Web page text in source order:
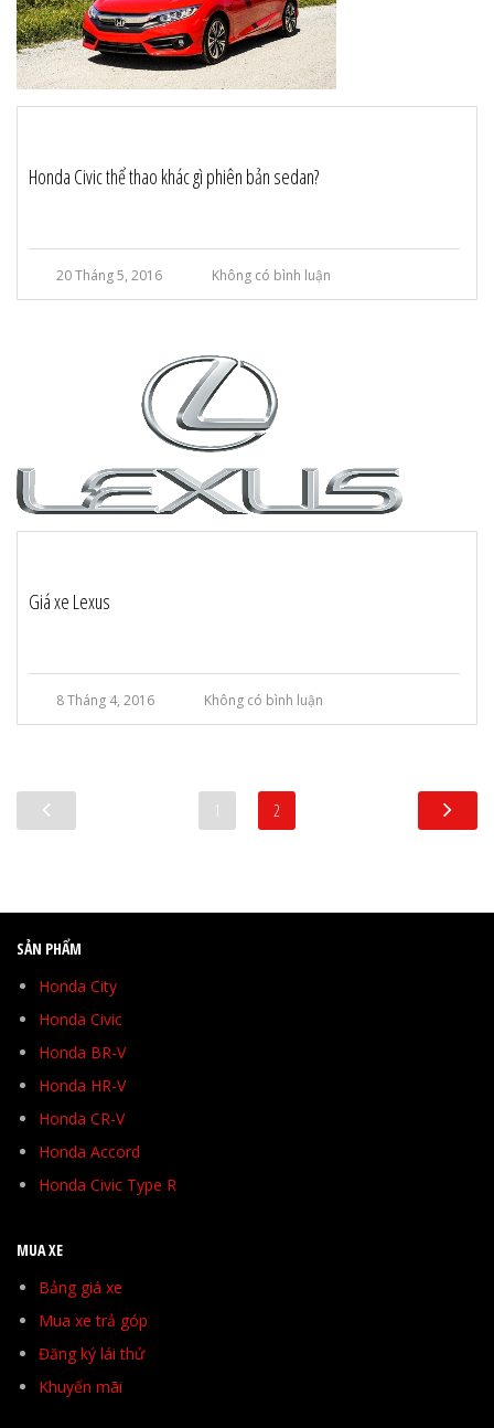
Honda Civic thể thao khác gì phiên bản sedan?
20 Tháng 5, 2016 Không có bình luận
Giá xe Lexus
8 Tháng 4, 2016 Không có bình luận
1 2
SẢN PHẨM
Honda City
Honda Civic
Honda BR-V
Honda HR-V
Honda CR-V
Honda Accord
Honda Civic Type R
MUA XE
Bảng giá xe
Mua xe trả góp
Đăng ký lái thử
Khuyến mãi